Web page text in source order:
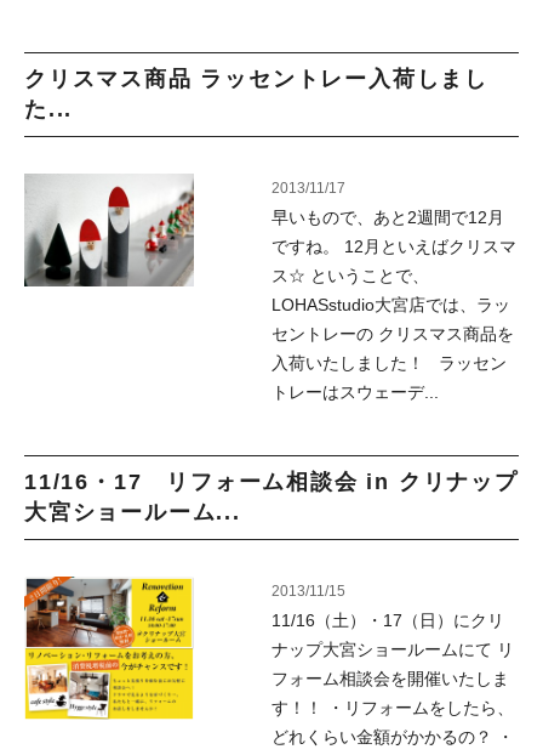
クリスマス商品 ラッセントレー入荷しまし
た...
2013/11/17
早いもので、あと2週間で12月
ですね。 12月といえばクリスマ
ス☆ ということで、
LOHASstudio大宮店では、ラッ
セントレーの クリスマス商品を
入荷いたしました！ ラッセン
トレーはスウェーデ...
11/16・17 リフォーム相談会 in クリナップ
大宮ショールーム...
2013/11/15
11/16（土）・17（日）にクリ
ナップ大宮ショールームにて リ
フォーム相談会を開催いたしま
す！！ ・リフォームをしたら、
どれくらい金額がかかるの？ ・